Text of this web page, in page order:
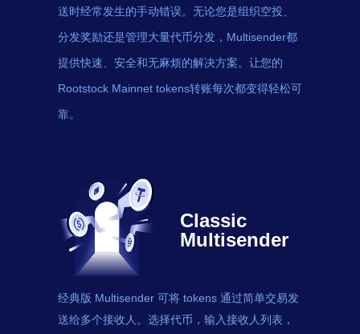
送时经常发生的手动错误。无论您是组织空投、
分发奖励还是管理大量代币分发，Multisender都
提供快速、安全和无麻烦的解决方案。让您的
Rootstock Mainnet tokens转账每次都变得轻松可
靠。
Classic
Multisender
经典版 Multisender 可将 tokens 通过简单交易发
送给多个接收人。选择代币，输入接收人列表，